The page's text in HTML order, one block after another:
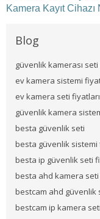
Kamera Kayıt Cihazı
Blog
güvenlik kamerası seti
ev kamera sistemi
ev kamera seti fiyatları
güvenlik kamera
besta güvenlik seti
besta güvenlik sistemi
besta ip güvenlik seti
besta ahd kamera seti
bestcam ahd güvenlik
bestcam ip kamera